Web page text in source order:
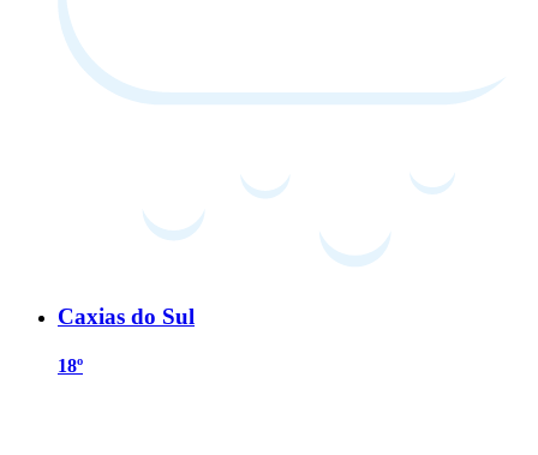
Caxias do Sul
18º